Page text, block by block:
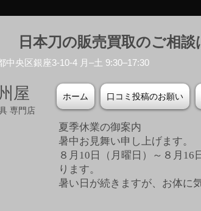
日本刀の販売買取のご相
中央区銀座3-10-4 月–土 9:30–17:30
屋
専門店
ホーム 口コミ投稿のお願い
夏季休業の御案内
暑中お見舞い申し上げます。
８月10日（月曜日）～８月
ります。
暑い日が続きますが、お体に